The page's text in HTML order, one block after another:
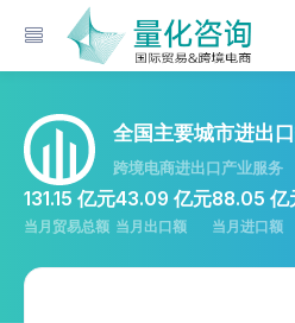
全国主要城市进出
跨境电商进出口产业服务
131.15 亿元
当月贸易总额
43.09 亿元
当月出口额
88.05 亿
当月进口额